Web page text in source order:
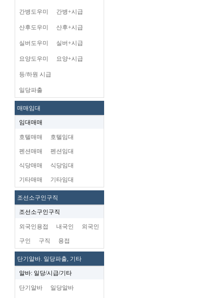
간병도우미 간병+시급
산후도우미 산후+시급
실버도우미 실버+시급
요양도우미 요양+시급
등/하원 시급
일당파출
매매임대
임대매매
호텔매매 호텔임대
펜션매매 펜션임대
식당매매 식당임대
기타매매 기타임대
조선소구인구직
조선소구인구직
외국인용접 내국인 외국인
구인 구직 용접
단기알바. 일당파출, 기타
알바: 일당/시급/기타
단기알바 일당알바